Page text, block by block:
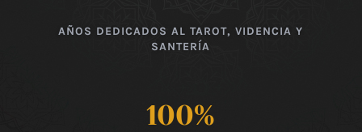
AÑOS DEDICADOS AL TAROT, VIDENCIA Y
SANTERÍA
100%